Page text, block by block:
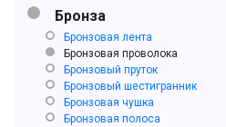
Бронза
Бронзовая лента
Бронзовая проволока
Бронзовый пруток
Бронзовый шестигранник
Бронзовая чушка
Бронзовая полоса